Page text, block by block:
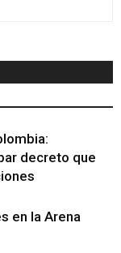
decreto que
en la Arena